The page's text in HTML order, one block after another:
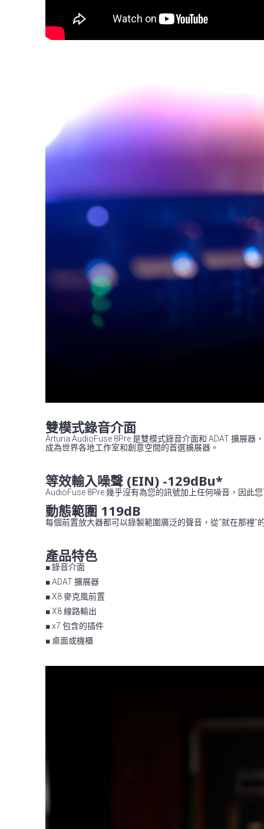
雙模式錄音介面
Arturia AudioFuse 8Pre 是雙模式錄音介面和 ADAT 擴展器
成為世界各地工作室和創意空間的首選擴展器。
等效輸入噪聲 (EIN) -129dBu*
AudioFuse 8Pre 幾乎沒有為您的訊號加上任何噪音，因此
動態範圍 119dB
每個前置放大器都可以錄製範圍廣泛的聲音，從“就在那裡
產品特色
■ 錄音介面
■ ADAT 擴展器
■ X8 麥克風前置
■ X8 線路輸出
■ x7 包含的插件
■ 桌面或機櫃